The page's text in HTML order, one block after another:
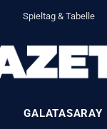
Spieltag & Tabelle
GALATASARAY